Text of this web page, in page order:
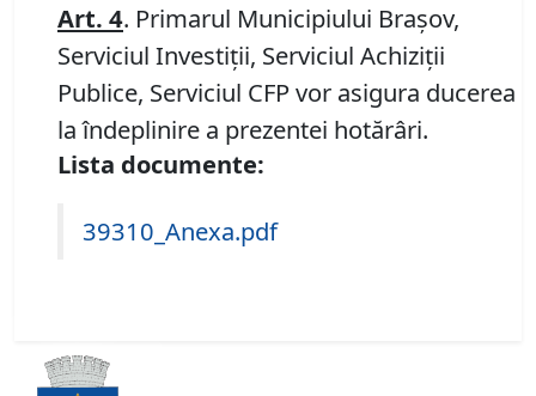
Art. 4. Primarul Municipiului Brașov,
Serviciul Investiții, Serviciul Achiziții
Publice, Serviciul CFP vor asigura ducerea
la îndeplinire a prezentei hotărâri.
Lista documente:
39310_Anexa.pdf